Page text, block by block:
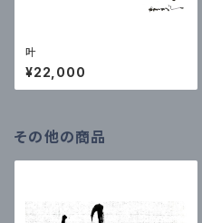
叶
¥22,000
その他の商品